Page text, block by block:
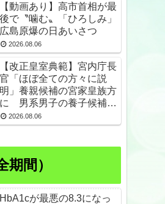
【動画あり】高市首相が最
後で〝噛む〟「ひろしみ」
広島原爆の日あいさつ
2026.08.06
【改正皇室典範】宮内庁長
官「ほぼ全ての方々に説
明」養親候補の宮家皇族方
に 男系男子の養子候補は
「把握せず」
2026.08.06
期間）
HbA1cが最悪の8.3になっ